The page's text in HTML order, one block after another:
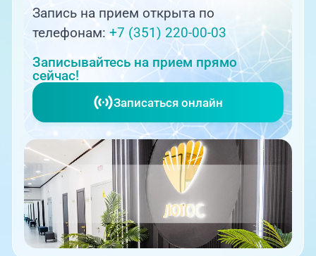
Запись на прием открыта по
телефонам:+7 (351) 220-00-03
Записывайтесь на прием прямо
сейчас!
Записаться онлайн